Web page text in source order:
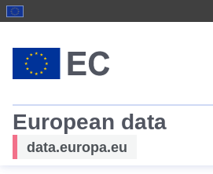
European data
data.europa.eu